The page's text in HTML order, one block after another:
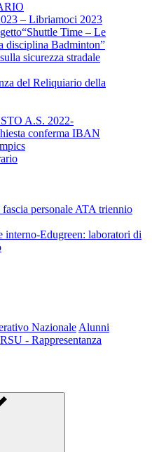
– Libriamoci 2023
Time – Le
disciplina Badminton”
sicurezza stradale
del Reliquiario della
A.S. 2022-
conferma IBAN
personale ATA triennio
interno-Edugreen: laboratori di
Nazionale Alunni
RSU - Rappresentanza